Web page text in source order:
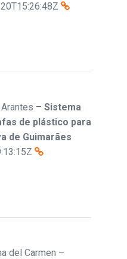
– Sistema
de plástico para
de Guimarães
del Carmen –